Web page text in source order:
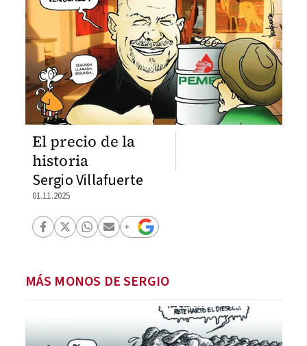
El precio de la
historia
Sergio Villafuerte
01.11.2025
MÁS MONOS DE SERGIO